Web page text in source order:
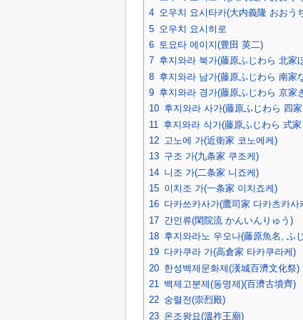
4 오우치 요시타카(大内義隆 おおう
5 오우치 요시히로
6 토요타 에이지(豊田 英二)
7 후지와라 북가(藤原ふじわら 北家
8 후지와라 남가(藤原ふじわら 南家
9 후지와라 경가(藤原ふじわら 京家
10 후지와라 사가(藤原ふじわら 四
11
후지와라 식가(藤原ふじわら 式
12 고노에 가(近衛家 코노에케)
13 구조 가(九条家 쿠조케)
14 니조 가(二条家 니죠케)
15 이치조 가(一条家 이치죠케)
16 다카쓰카사가(鷹司家 다카츠카사
17 간인류(閑院流 かんいんりゅう)
18 후지와라노 우오나(藤原魚名, ふ
19 다카쿠라 가(高倉家 타카쿠라케)
20 한성백제문화제(漢城百濟文化祭)
21 백제고분제(동명제)(百濟古墳齊)
22 숭렬전(崇烈殿)
23 온조왕묘(溫祚王廟)